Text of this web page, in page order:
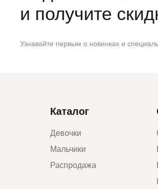
и получите
Узнавайте первым о новинках и
Каталог
Девочки
Мальчики
Распродажа